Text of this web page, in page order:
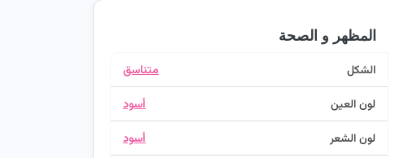
المظهر و الصحة
الشكل متناسق
لون العين أسود
لون الشعر أسود